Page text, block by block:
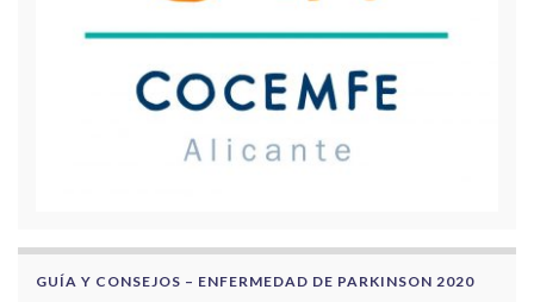
GUÍA Y CONSEJOS – ENFERMEDAD DE PARKINSON 2020